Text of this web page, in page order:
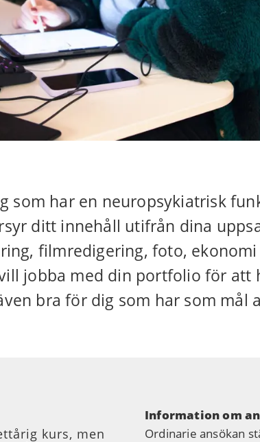
som har en neuropsykiatrisk
ditt innehåll utifrån dina
filmredigering, foto,
jobba med din portfolio för att
bra för dig som har som
kurs, men
Information om
Ordinarie ansökan